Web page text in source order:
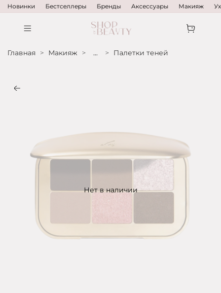
Новинки Бестселлеры Бренды Аксессуары Макияж
Главная Макияж ... Палетки теней
Нет в наличии